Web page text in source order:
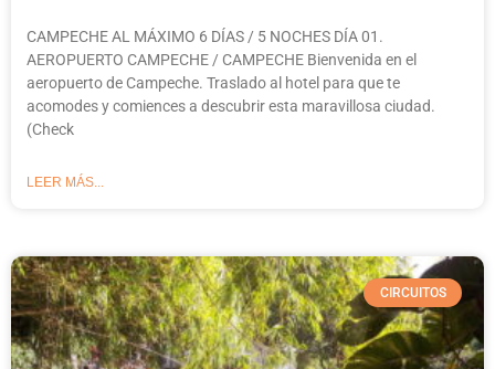
CAMPECHE AL MÁXIMO 6 DÍAS / 5 NOCHES DÍA 01.
AEROPUERTO CAMPECHE / CAMPECHE Bienvenida en el
aeropuerto de Campeche. Traslado al hotel para que te
acomodes y comiences a descubrir esta maravillosa ciudad.
(Check
LEER MÁS...
CIRCUITOS